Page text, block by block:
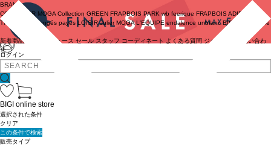
ログイン
BRAND
COUTURIER MOGA Collection GREEN FRAPBOIS PARK wb feerique FRAPBOIS ADIEU
TRISTESSE
congés payés LOISIR Julier MOGA L'EQUIPE endalence unbilanc BIGI online store
新着商品 ニュース セール スタッフ コーディネート よくある質問 ジャーナル
お問い合わ
せ
BIGI online store
選択された条件
クリア
この条件で検索
販売タイプ